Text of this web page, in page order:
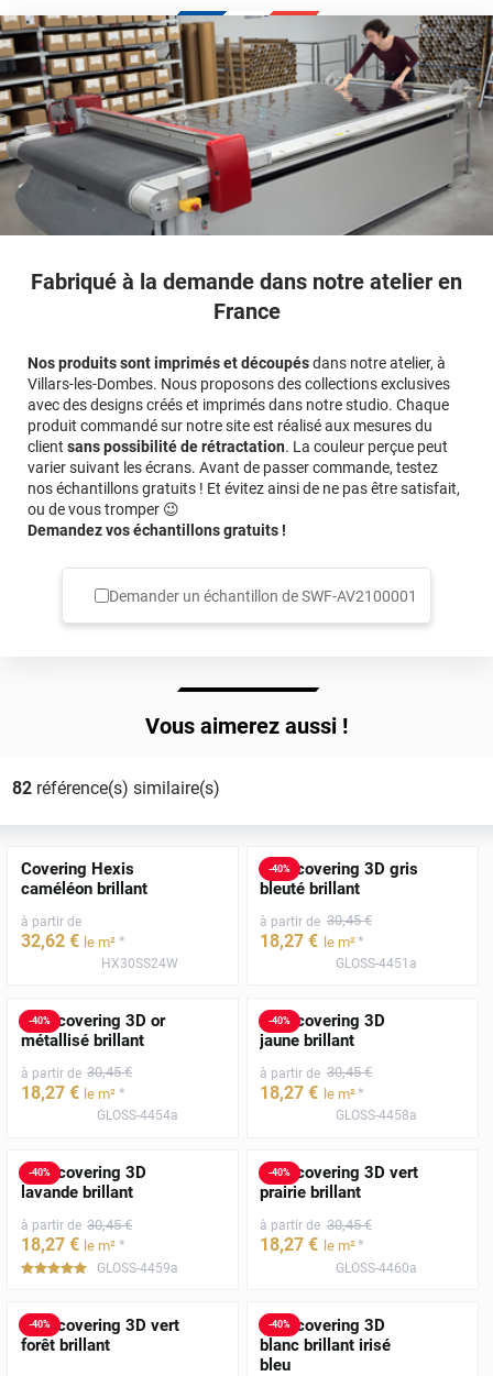
calculateur
Fabriqué à la demande dans notre atelier en
France
Nos produits sont imprimés et découpésdans notre atelier, à
Villars-les-Dombes. Nous proposons des collections exclusives
avec des designs créés et imprimés dans notre studio. Chaque
produit commandé sur notre site est réalisé aux mesures du
client sans possibilité de rétractation. La couleur perçue peut
varier suivant les écrans. Avant de passer commande, testez
nos échantillons gratuits ! Et évitez ainsi de ne pas être satisfait,
ou de vous tromper 😉
Demandez vos échantillons gratuits !
Demander un échantillon deSWF-AV2100001
Vous aimerez aussi !
82référence(s) similaire(s)
Covering Hexis
caméléon brillant
à partir de
32,62 € le m² *
HX30SS24W
-40%
Film covering 3D gris
bleuté brillant
à partir de 30,45 €
18,27 € le m²*
GLOSS-4451a
-40%
Film covering 3D or
métallisé brillant
à partir de 30,45 €
18,27 € le m² *
GLOSS-4454a
-40%
Film covering 3D
jaune brillant
à partir de 30,45 €
18,27 € le m²*
GLOSS-4458a
-40%
Film covering 3D
lavande brillant
à partir de 30,45 €
18,27 € le m² *
*****
GLOSS-4459a
-40%
Film covering 3D vert
prairie brillant
à partir de 30,45 €
18,27 € le m²*
GLOSS-4460a
-40%
Film covering 3D vert
forêt brillant
-40%
Film covering 3D
blanc brillant irisé
bleu